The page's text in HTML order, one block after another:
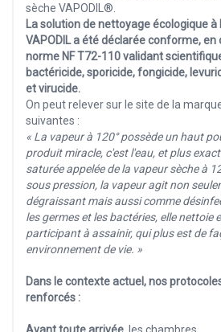
sèche VAPODIL®.
La solution de nettoyage écologique à
VAPODIL a été déclarée conforme, en
norme NF T72-110 validant
bactéricide, sporicide, fongicide,
et virucide.
On peut relever sur le site de la
suivantes :
« La vapeur à 120° possède un haut
produit miracle, c'est l'eau, et plus
saturée appelée de la vapeur sèche à
sous pression, la vapeur agit non
dégraissant mais aussi comme
les germes et les bactéries, elle nettoie
participant à assainir, qui plus est de
environnement de vie. »
Dans le contexte actuel, nos
renforcés :